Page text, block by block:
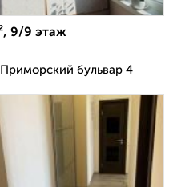
9/9 этаж
бульвар 4